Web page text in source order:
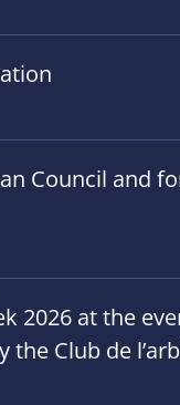
Council and
at the
Club de